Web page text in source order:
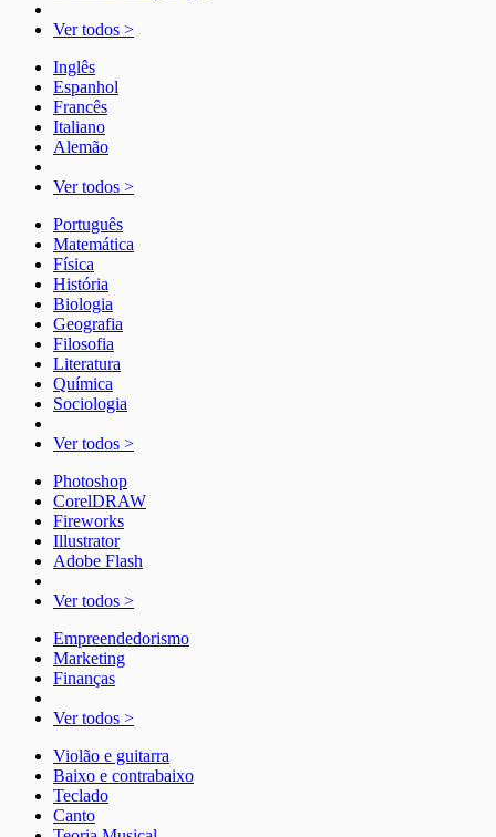
Ver todos >
Inglês
Espanhol
Francês
Italiano
Alemão
Ver todos >
Português
Matemática
Física
História
Biologia
Geografia
Filosofia
Literatura
Química
Sociologia
Ver todos >
Photoshop
CorelDRAW
Fireworks
Illustrator
Adobe Flash
Ver todos >
Empreendedorismo
Marketing
Finanças
Ver todos >
Violão e guitarra
Baixo e contrabaixo
Teclado
Canto